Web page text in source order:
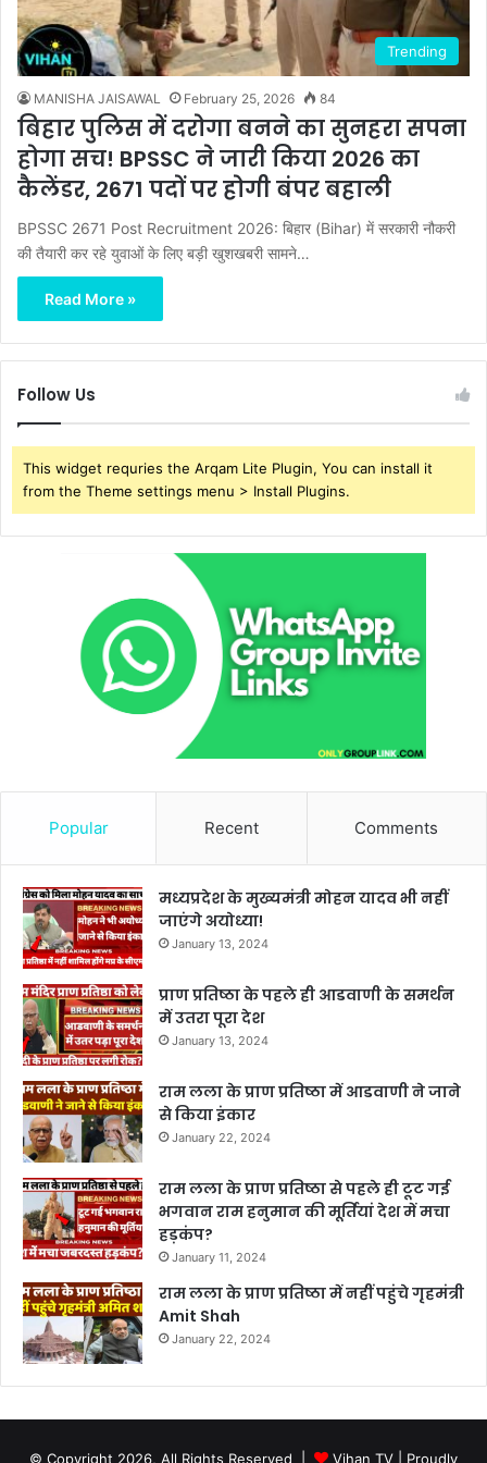
Trending
MANISHA JAISAWAL February 25, 2026 84
बिहार पुलिस में दरोगा बनने का सुनहरा सपना
होगा सच! BPSSC ने जारी किया 2026 का
कैलेंडर, 2671 पदों पर होगी बंपर बहाली
BPSSC 2671 Post Recruitment 2026: बिहार (Bihar) में सरकारी नौकरी
की तैयारी कर रहे युवाओं के लिए बड़ी खुशखबरी सामने…
Read More »
Follow Us
This widget requries the Arqam Lite Plugin, You can install it
from the Theme settings menu > Install Plugins.
Popular Recent Comments
मध्यप्रदेश के मुख्यमंत्री मोहन यादव भी नहीं
जाएंगे अयोध्या!
January 13, 2024
प्राण प्रतिष्ठा के पहले ही आडवाणी के समर्थन
में उतरा पूरा देश
January 13, 2024
राम लला के प्राण प्रतिष्ठा में आडवाणी ने जाने
से किया इंकार
January 22, 2024
राम लला के प्राण प्रतिष्ठा से पहले ही टूट गई
भगवान राम हनुमान की मूर्तियां देश में मचा
हड़कंप?
January 11, 2024
राम लला के प्राण प्रतिष्ठा में नहीं पहुंचे गृहमंत्री
Amit Shah
January 22, 2024
© Copyright 2026, All Rights Reserved | Vihan TV | Proudly